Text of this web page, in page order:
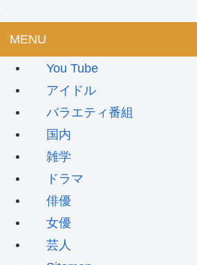
MENU
You Tube
アイドル
バラエティ番組
国内
雑学
ドラマ
俳優
女優
芸人